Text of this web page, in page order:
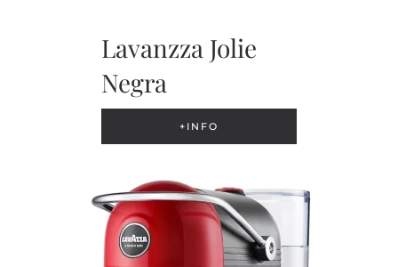
Lavanzza Jolie
Negra
+INFO